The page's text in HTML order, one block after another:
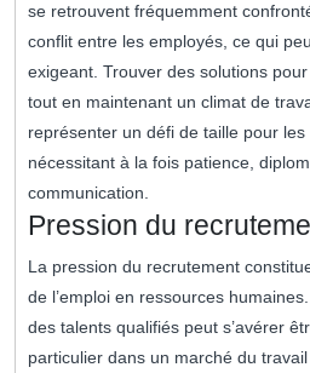
se retrouvent fréquemment
conflit entre les employés, ce qui
exigeant. Trouver des solutions
tout en maintenant un climat de
représenter un défi de taille pour les
nécessitant à la fois patience,
communication.
Pression du
La pression du recrutement
de l’emploi en ressources
des talents qualifiés peut s’avérer
particulier dans un marché du